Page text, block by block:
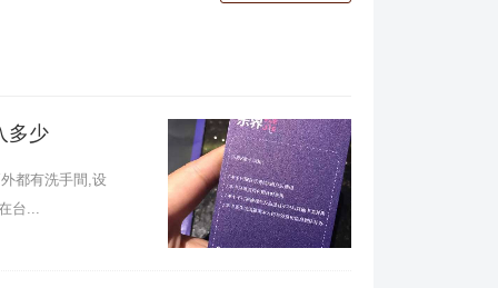
多少
都有洗手間,设
台...